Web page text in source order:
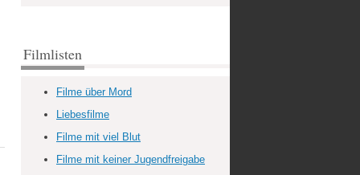
Filmlisten
Filme über Mord
Liebesfilme
Filme mit viel Blut
Filme mit keiner Jugendfreigabe